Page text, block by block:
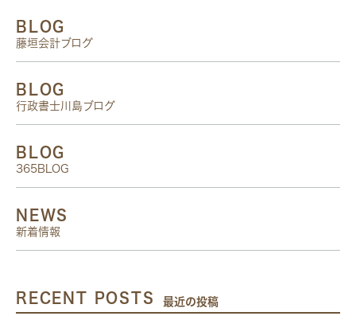
BLOG
藤垣会計ブログ
BLOG
行政書士川島ブログ
BLOG
365BLOG
NEWS
新着情報
RECENT POSTS 最近の投稿